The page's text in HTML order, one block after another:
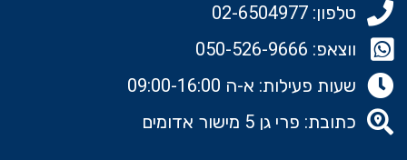
טלפון: 02-6504977
ווצאפ: 050-526-9666‬
שעות פעילות: א-ה 09:00-16:00
כתובת: פרי גן 5 מישור אדומים